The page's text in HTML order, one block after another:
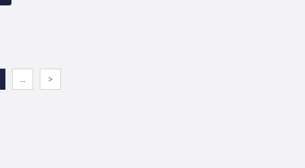
... >